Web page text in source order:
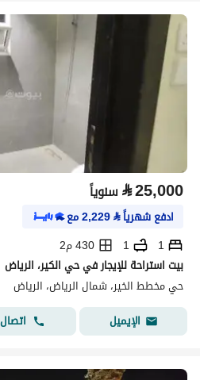
⃁25,000 سنوياً
ادفع شهرياً⃁
2,229مع
1
1
430 م2
بيت استراحة للإيجار في حي الكير، الرياض
حي مخطط الخير، شمال الرياض، الرياض
الإيميل
اتصال